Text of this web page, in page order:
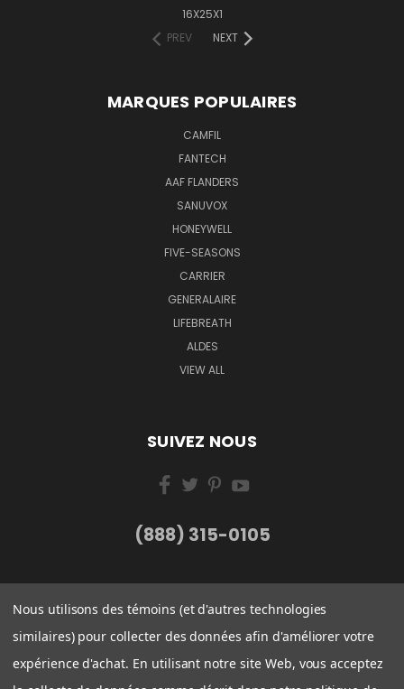
16X25X1
PREV
NEXT
MARQUES POPULAIRES
CAMFIL
FANTECH
AAF FLANDERS
SANUVOX
HONEYWELL
FIVE-SEASONS
CARRIER
GENERALAIRE
LIFEBREATH
ALDES
VIEW ALL
SUIVEZ NOUS
(888) 315-0105
Nous utilisons des témoins (et d'autres technologies
similaires) pour collecter des données afin d'améliorer votre
expérience d'achat. En utilisant notre site Web, vous acceptez